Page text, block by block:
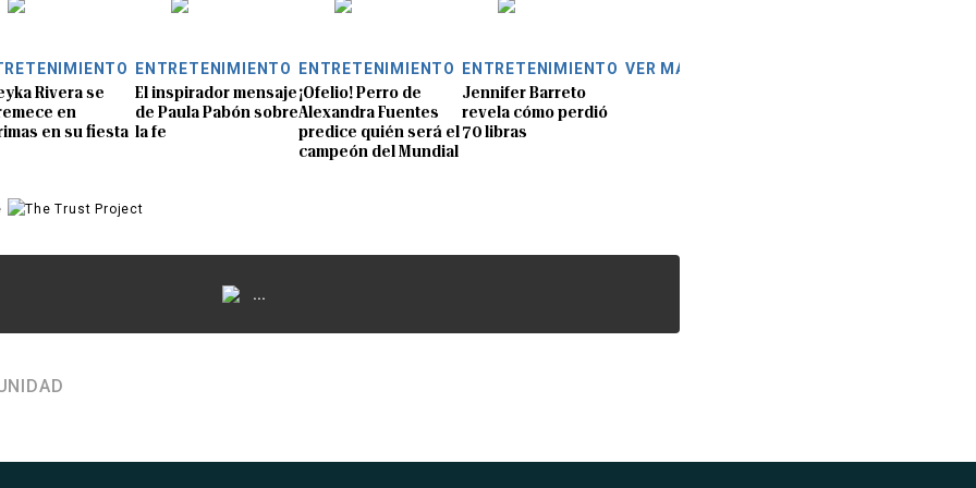
Rivera se
en
en su fiesta
ENTRETENIMIENTO
El inspirador mensaje
de Paula Pabón sobre
la fe
ENTRETENIMIENTO
¡Ofelio! Perro de
Alexandra Fuentes
predice quién será el
campeón del Mundial
ENTRETENIMIENTO
Jennifer Barreto
revela cómo perdió
70 libras
VER MÁS
...